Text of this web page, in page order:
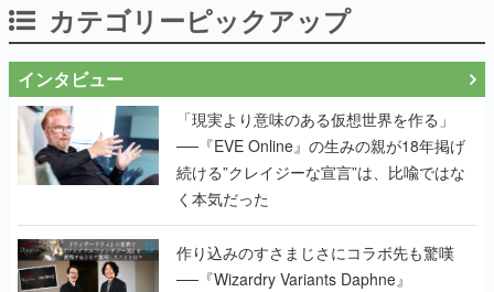
カテゴリーピックアップ
インタビュー
「現実より意味のある仮想世界を作る」
──『EVE Online』の生みの親が18年掲げ
続ける”クレイジーな宣言”は、比喩ではな
く本気だった
作り込みのすさまじさにコラボ先も驚嘆
──『Wizardry Variants Daphne』